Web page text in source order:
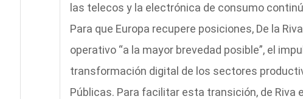
las telecos y la electrónica de consumo
Para que Europa recupere posiciones, De la
operativo “a la mayor brevedad posible”, el
transformación digital de los sectores
Públicas. Para facilitar esta transición, de